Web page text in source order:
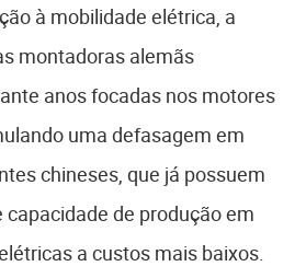
à mobilidade elétrica, a
montadoras alemãs
anos focadas nos motores
uma defasagem em
chineses, que já possuem
de produção em
a custos mais baixos.